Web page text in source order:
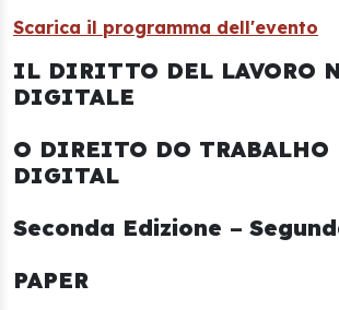
Scarica il programma dell'evento
IL DIRITTO DEL LAVORO
DIGITALE
O DIREITO DO TRABALHO
DIGITAL
Seconda Edizione –
PAPER